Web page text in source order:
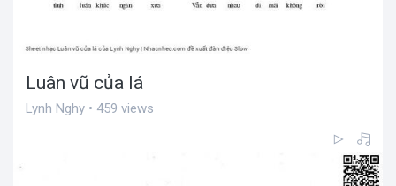
Luân vũ của lá
Lynh Nghy • 459 views